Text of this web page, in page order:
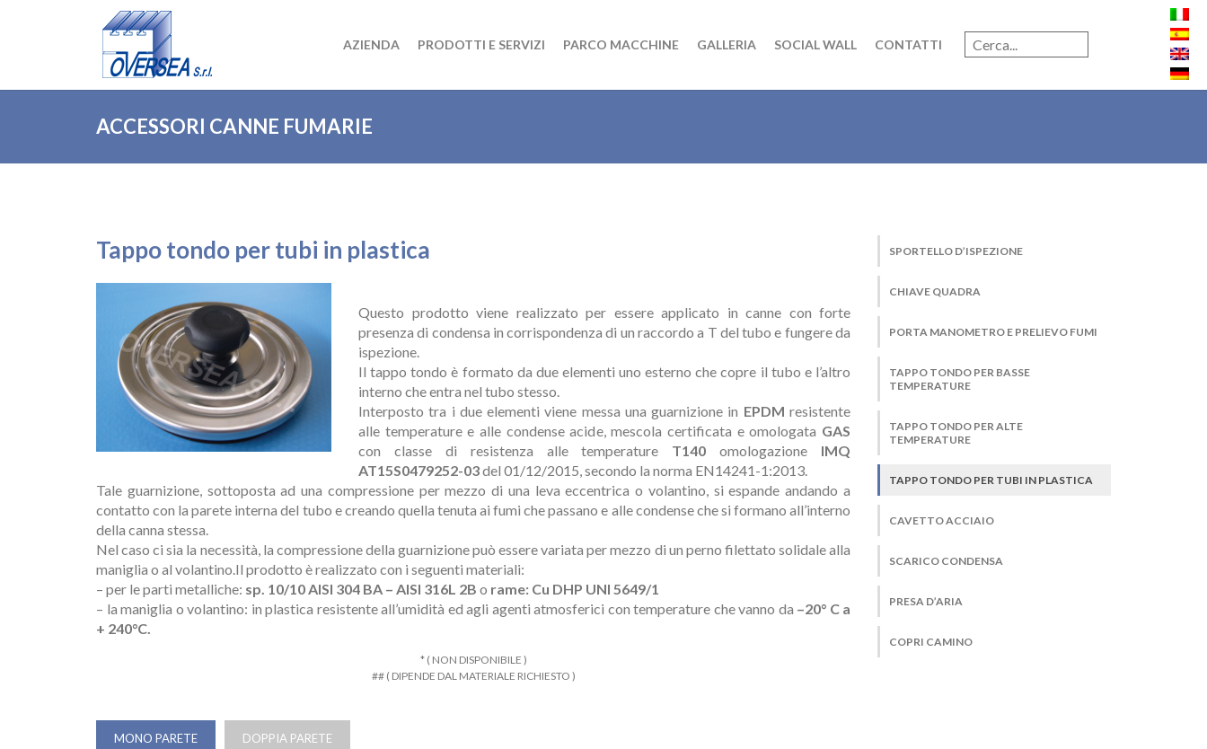
AZIENDA PRODOTTI E SERVIZI PARCO MACCHINE GALLERIA SOCIAL WALL CONTATTI
ACCESSORI CANNE FUMARIE
Tappo tondo per tubi in plastica
Questo prodotto viene realizzato per essere applicato in canne con forte
presenza di condensa in corrispondenza di un raccordo a T del tubo e fungere da
ispezione.
Il tappo tondo è formato da due elementi uno esterno che copre il tubo e l’altro
interno che entra nel tubo stesso.
Interposto tra i due elementi viene messa una guarnizione in EPDM resistente
alle temperature e alle condense acide, mescola certificata e omologata GAS
con classe di resistenza alle temperature T140 omologazione IMQ
AT15S0479252-03del 01/12/2015, secondo la norma EN14241-1:2013.
Tale guarnizione, sottoposta ad una compressione per mezzo di una leva eccentrica o volantino, si espande andando a
contatto con la parete interna del tubo e creando quella tenuta ai fumi che passano e alle condense che si formano all’interno
della canna stessa.
Nel caso ci sia la necessità, la compressione della guarnizione può essere variata per mezzo di un perno filettato solidale alla
maniglia o al volantino.Il prodotto è realizzato con i seguenti materiali:
– per le parti metalliche: sp. 10/10 AISI 304 BA – AISI 316L 2B o rame: Cu DHP UNI 5649/1
– la maniglia o volantino: in plastica resistente all’umidità ed agli agenti atmosferici con temperature che vanno da –20° C a
+ 240°C.
* ( NON DISPONIBILE )
## ( DIPENDE DAL MATERIALE RICHIESTO )
MONO PARETE DOPPIA PARETE
SPORTELLO D’ISPEZIONE
CHIAVE QUADRA
PORTA MANOMETRO E PRELIEVO FUMI
TAPPO TONDO PER BASSE
TEMPERATURE
TAPPO TONDO PER ALTE
TEMPERATURE
TAPPO TONDO PER TUBI IN PLASTICA
CAVETTO ACCIAIO
SCARICO CONDENSA
PRESA D’ARIA
COPRI CAMINO